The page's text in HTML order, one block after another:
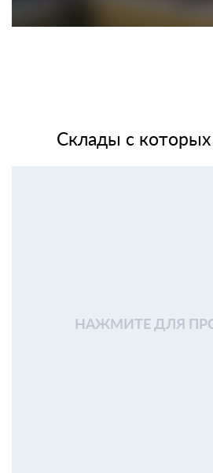
Склады с
НАЖМИТЕ ДЛЯ